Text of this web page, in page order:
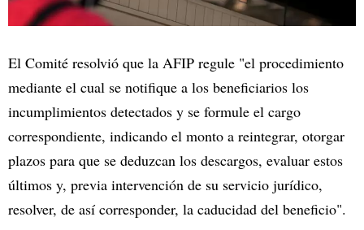
El Comité resolvió que la AFIP regule "el procedimiento
mediante el cual se notifique a los beneficiarios los
incumplimientos detectados y se formule el cargo
correspondiente, indicando el monto a reintegrar, otorgar
plazos para que se deduzcan los descargos, evaluar estos
últimos y, previa intervención de su servicio jurídico,
resolver, de así corresponder, la caducidad del beneficio".